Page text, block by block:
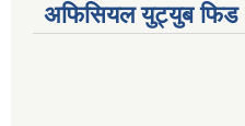
अफिसियल युट्युब फिड